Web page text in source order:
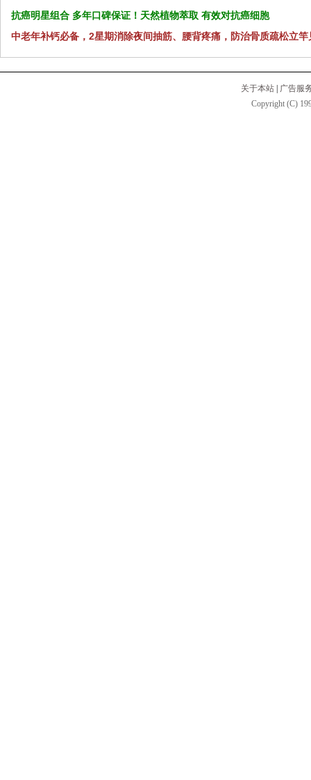
抗癌明星组合 多年口碑保证！天然植物萃取 有效对抗癌细胞
中老年补钙必备，2星期消除夜间抽筋、腰背疼痛，防治骨质疏松立竿
关于本站
广告服
Copyright (C)